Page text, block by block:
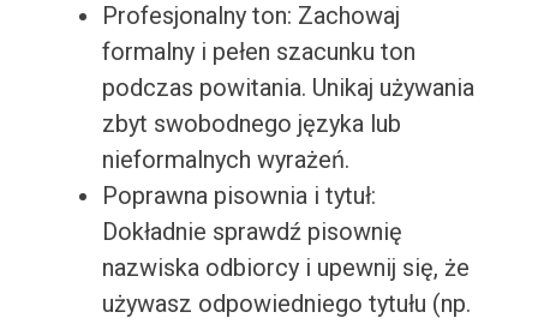
Profesjonalny ton: Zachowaj
formalny i pełen szacunku ton
podczas powitania. Unikaj używania
zbyt swobodnego języka lub
nieformalnych wyrażeń.
Poprawna pisownia i tytuł:
Dokładnie sprawdź pisownię
nazwiska odbiorcy i upewnij się, że
używasz odpowiedniego tytułu (np.